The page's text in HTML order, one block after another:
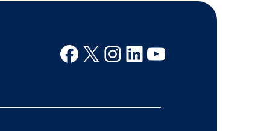
Facebook
X Instagram
Linkedin
Youtube